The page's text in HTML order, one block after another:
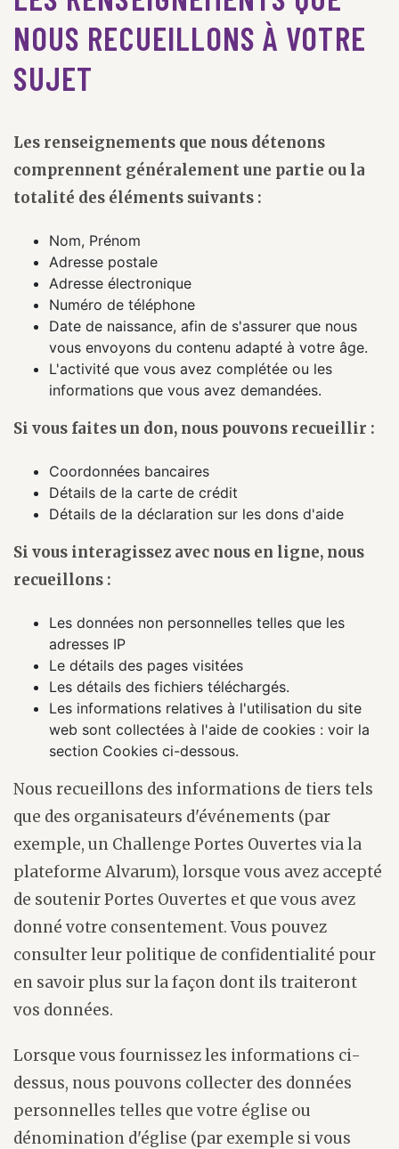
NOUS RECUEILLONS À VOTRE
SUJET
Les renseignements que nous détenons
comprennent généralement une partie ou la
totalité des éléments suivants :
Nom, Prénom
Adresse postale
Adresse électronique
Numéro de téléphone
Date de naissance, afin de s'assurer que nous
vous envoyons du contenu adapté à votre âge.
L'activité que vous avez complétée ou les
informations que vous avez demandées.
Si vous faites un don, nous pouvons recueillir :
Coordonnées bancaires
Détails de la carte de crédit
Détails de la déclaration sur les dons d'aide
Si vous interagissez avec nous en ligne, nous
recueillons :
Les données non personnelles telles que les
adresses IP
Le détails des pages visitées
Les détails des fichiers téléchargés.
Les informations relatives à l'utilisation du site
web sont collectées à l'aide de cookies : voir la
section Cookies ci-dessous.
Nous recueillons des informations de tiers tels
que des organisateurs d'événements (par
exemple, un Challenge Portes Ouvertes via la
plateforme Alvarum), lorsque vous avez accepté
de soutenir Portes Ouvertes et que vous avez
donné votre consentement. Vous pouvez
consulter leur politique de confidentialité pour
en savoir plus sur la façon dont ils traiteront
vos données.
Lorsque vous fournissez les informations ci-
dessus, nous pouvons collecter des données
personnelles telles que votre église ou
dénomination d'église (par exemple si vous